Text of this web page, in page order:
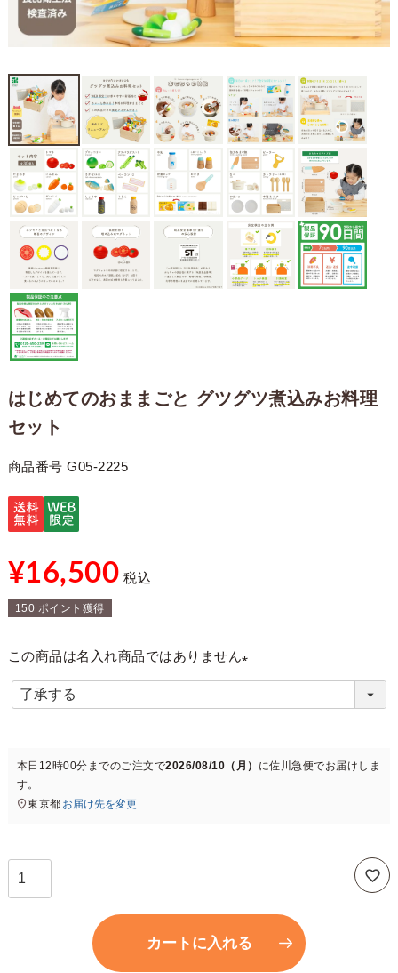
はじめてのおままごと グツグツ煮込みお料理
セット
商品番号 G05-2225
¥16,500 税込
150 ポイント獲得
この商品は名入れ商品ではありません
必
)
本日 12時00分 までのご注文で2026/08/10（月） に佐川急便でお届けしま
す。
東京都 お届け先を変更
カートに入れる